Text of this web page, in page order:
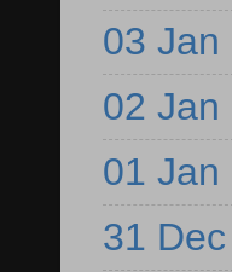
03 Jan
02 Jan
01 Jan
31 Dec